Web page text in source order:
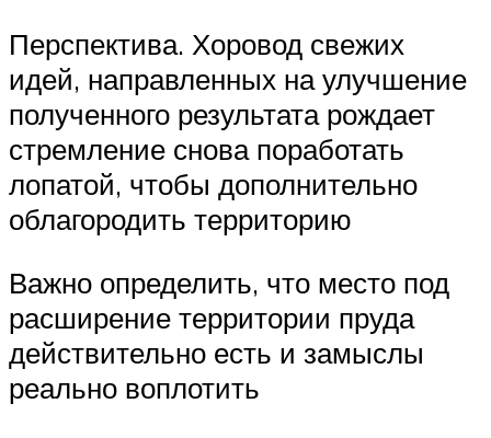
Перспектива. Хоровод свежих
идей, направленных на улучшение
полученного результата рождает
стремление снова поработать
лопатой, чтобы дополнительно
облагородить территорию
Важно определить, что место под
расширение территории пруда
действительно есть и замыслы
реально воплотить